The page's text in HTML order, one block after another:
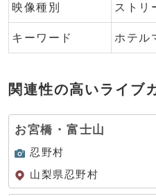
映像種別 ストリ
キーワード ホテル
関連性の高いライブ
お宮橋・富士山
忍野村
山梨県忍野村